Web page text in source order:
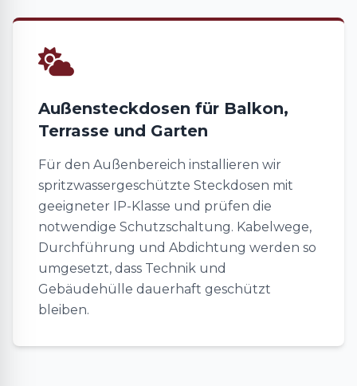
Außensteckdosen für Balkon,
Terrasse und Garten
Für den Außenbereich installieren wir
spritzwassergeschützte Steckdosen mit
geeigneter IP-Klasse und prüfen die
notwendige Schutzschaltung. Kabelwege,
Durchführung und Abdichtung werden so
umgesetzt, dass Technik und
Gebäudehülle dauerhaft geschützt
bleiben.